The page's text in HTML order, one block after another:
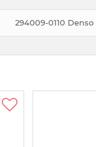
294009-0110